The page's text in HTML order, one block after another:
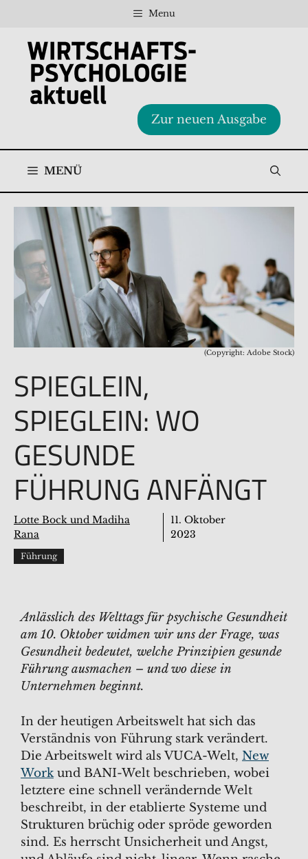
springen
Menu
Zur neuen Ausgabe
MENÜ
SPIEGLEIN,
SPIEGLEIN: WO
GESUNDE
FÜHRUNG ANFÄNGT
Lotte Bock und Madiha
Rana
11. Oktober
2023
Führung
(Copyright: Adobe Stock)
Anlässlich des Welttags für psychische Gesundheit
am 10. Oktober widmen wir uns der Frage, was
Gesundheit bedeutet, welche Prinzipien gesunde
Führung ausmachen – und wo diese in
Unternehmen beginnt.
In der heutigen Arbeitswelt hat sich das
Verständnis von Führung stark verändert.
Die Arbeitswelt wird als VUCA-Welt, New
Workund BANI-Welt beschrieben, wobei
letztere eine schnell verändernde Welt
beschreibt, in der etablierte Systeme und
Strukturen brüchig oder spröde geworden
sind. Es herrscht Unsicherheit und Angst,